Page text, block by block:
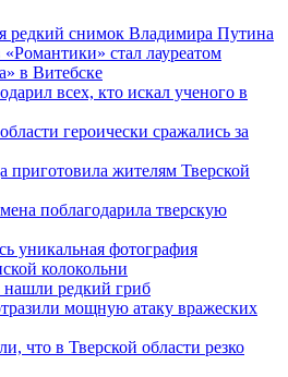
редкий снимок Владимира Путина
стал лауреатом
в Витебске
всех, кто искал ученого в
героически сражались за
приготовила жителям Тверской
поблагодарила тверскую
уникальная фотография
колокольни
нашли редкий гриб
мощную атаку вражеских
что в Тверской области резко